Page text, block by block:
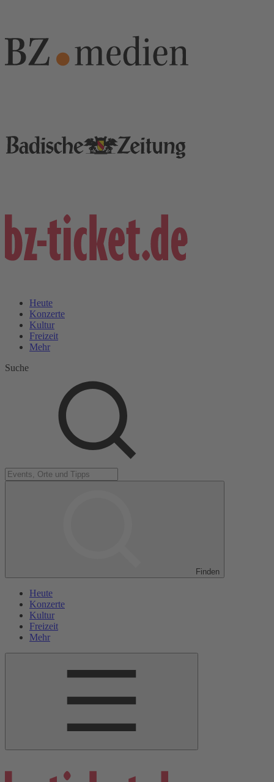
Heute
Konzerte
Kultur
Freizeit
Mehr
Suche
Finden
Heute
Konzerte
Kultur
Freizeit
Mehr